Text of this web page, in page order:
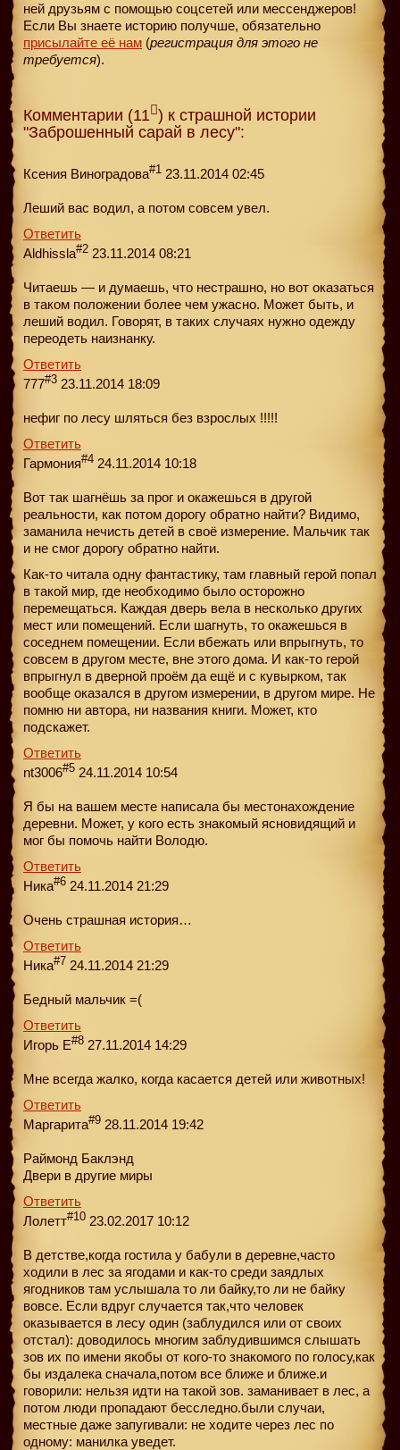
ней друзьям с помощью соцсетей или мессенджеров!
Если Вы знаете историю получше, обязательно
присылайте её нам (регистрация для этого не
требуется).
Комментарии (11 ) к страшной истории
"Заброшенный сарай в лесу":
Ксения Виноградова#1 23.11.2014 02:45
Леший вас водил, а потом совсем увел.
Ответить
Aldhissla#2 23.11.2014 08:21
Читаешь — и думаешь, что нестрашно, но вот оказаться
в таком положении более чем ужасно. Может быть, и
леший водил. Говорят, в таких случаях нужно одежду
переодеть наизнанку.
Ответить
777#3 23.11.2014 18:09
нефиг по лесу шляться без взрослых !!!!!
Ответить
Гармония#4 24.11.2014 10:18
Вот так шагнёшь за прог и окажешься в другой
реальности, как потом дорогу обратно найти? Видимо,
заманила нечисть детей в своё измерение. Мальчик так
и не смог дорогу обратно найти.
Как-то читала одну фантастику, там главный герой попал
в такой мир, где необходимо было осторожно
перемещаться. Каждая дверь вела в несколько других
мест или помещений. Если шагнуть, то окажешься в
соседнем помещении. Если вбежать или впрыгнуть, то
совсем в другом месте, вне этого дома. И как-то герой
впрыгнул в дверной проём да ещё и с кувырком, так
вообще оказался в другом измерении, в другом мире. Не
помню ни автора, ни названия книги. Может, кто
подскажет.
Ответить
nt3006#5 24.11.2014 10:54
Я бы на вашем месте написала бы местонахождение
деревни. Может, у кого есть знакомый ясновидящий и
мог бы помочь найти Володю.
Ответить
Ника#6 24.11.2014 21:29
Очень страшная история…
Ответить
Ника#7 24.11.2014 21:29
Бедный мальчик =(
Ответить
Игорь Е#8 27.11.2014 14:29
Мне всегда жалко, когда касается детей или животных!
Ответить
Маргарита#9 28.11.2014 19:42
Раймонд Баклэнд
Двери в другие миры
Ответить
Лолетт#10 23.02.2017 10:12
В детстве,когда гостила у бабули в деревне,часто
ходили в лес за ягодами и как-то среди заядлых
ягодников там услышала то ли байку,то ли не байку
вовсе. Если вдруг случается так,что человек
оказывается в лесу один (заблудился или от своих
отстал): доводилось многим заблудившимся слышать
зов их по имени якобы от кого-то знакомого по голосу,как
бы издалека сначала,потом все ближе и ближе.и
говорили: нельзя идти на такой зов. заманивает в лес, а
потом люди пропадают бесследно.были случаи,
местные даже запугивали: не ходите через лес по
одному: манилка уведет.